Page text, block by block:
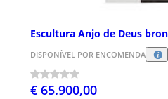
Escultura Anjo de Deus
DISPONÍVEL POR ENCOMENDA
€ 65.900,00